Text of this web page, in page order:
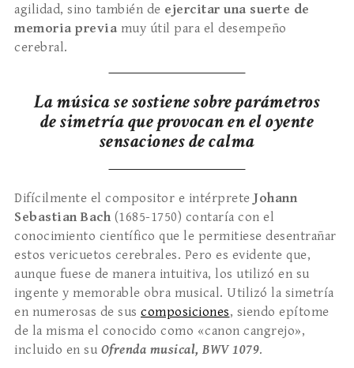
agilidad, sino también de ejercitar una suerte de
memoria previa muy útil para el desempeño
cerebral.
La música se sostiene sobre parámetros
de simetría que provocan en el oyente
sensaciones de calma
Difícilmente el compositor e intérprete Johann
Sebastian Bach (1685-1750) contaría con el
conocimiento científico que le permitiese desentrañar
estos vericuetos cerebrales. Pero es evidente que,
aunque fuese de manera intuitiva, los utilizó en su
ingente y memorable obra musical. Utilizó la simetría
en numerosas de sus composiciones, siendo epítome
de la misma el conocido como «canon cangrejo»,
incluido en su Ofrenda musical, BWV 1079.